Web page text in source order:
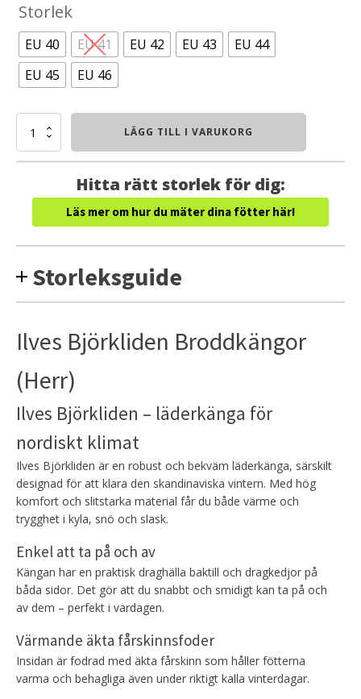
Storlek
EU 40 EU 41 EU 42 EU 43
EU 44
EU 45
EU 46
Ilves
Broddkängor
LÄGG TILL I VARUKORG
Hitta rätt storlek för dig:
Läs mer om hur du mäter dina fötter här!
Storleksguide
Ilves Björkliden Broddkängor
(Herr)
Ilves Björkliden – läderkänga för
nordiskt klimat
Ilves Björkliden är en robust och bekväm läderkänga, särskilt
designad för att klara den skandinaviska vintern. Med hög
komfort och slitstarka material får du både värme och
trygghet i kyla, snö och slask.
Enkel att ta på och av
Kängan har en praktisk draghälla baktill och dragkedjor på
båda sidor. Det gör att du snabbt och smidigt kan ta på och
av dem – perfekt i vardagen.
Värmande äkta fårskinnsfoder
Insidan är fodrad med äkta fårskinn som håller fötterna
varma och behagliga även under riktigt kalla vinterdagar.